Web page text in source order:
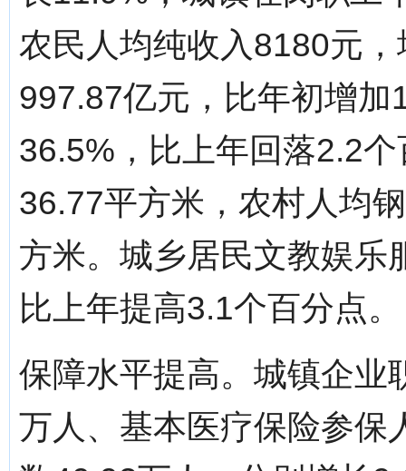
农民人均纯收入8180元
997.87亿元，比年初增
36.5%，比上年回落2.2
36.77平方米，农村人均
方米。城乡居民文教娱乐
比上年提高3.1个百分点。
保障水平提高。城镇企业
万人、基本医疗保险参保